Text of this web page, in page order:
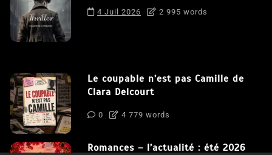
4 Juil 2026 2 995 words
Le coupable n’est pas Camille de
Clara Delcourt
0 4 779 words
Romances – l’actualité : été 2026